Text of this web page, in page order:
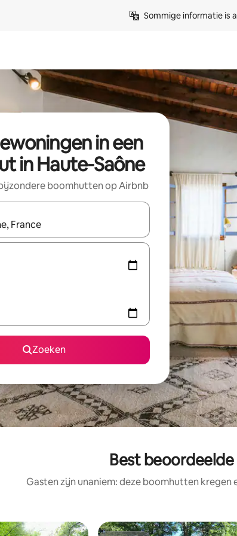
Sommige informatie is
in een
in Haute-Saône
boomhutten op Airbnb
beschikbaar zijn, maak je een keuze met je de
Zoeken
Best
Gasten zijn unaniem: deze boomhutten